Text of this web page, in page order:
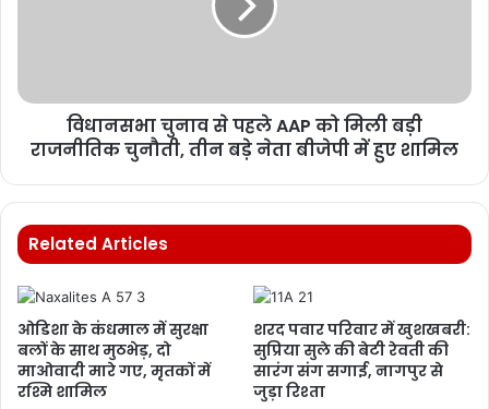
विधानसभा चुनाव से पहले AAP को मिली बड़ी
राजनीतिक चुनौती, तीन बड़े नेता बीजेपी में हुए शामिल
Related Articles
ओडिशा के कंधमाल में सुरक्षा
बलों के साथ मुठभेड़, दो
माओवादी मारे गए, मृतकों में
रश्मि शामिल
शरद पवार परिवार में खुशखबरी:
सुप्रिया सुले की बेटी रेवती की
सारंग संग सगाई, नागपुर से
जुड़ा रिश्ता